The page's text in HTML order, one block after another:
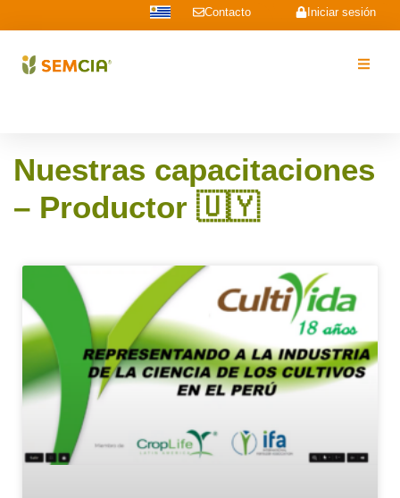
Iniciar sesión
Contacto
Nuestras capacitaciones
– Productor 🇺🇾​